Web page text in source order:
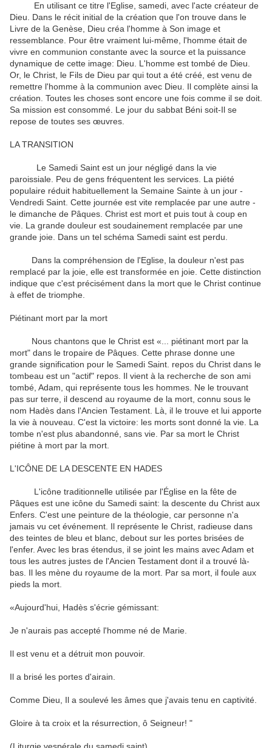
En utilisant ce titre l'Eglise, samedi, avec l'acte créateur de
Dieu. Dans le récit initial de la création que l'on trouve dans le
Livre de la Genèse, Dieu créa l'homme à Son image et
ressemblance. Pour être vraiment lui-même, l'homme était de
vivre en communion constante avec la source et la puissance
dynamique de cette image: Dieu. L'homme est tombé de Dieu.
Or, le Christ, le Fils de Dieu par qui tout a été créé, est venu de
remettre l'homme à la communion avec Dieu. Il complète ainsi la
création. Toutes les choses sont encore une fois comme il se doit.
Sa mission est consommé. Le jour du sabbat Béni soit-Il se
repose de toutes ses œuvres.
LA TRANSITION
Le Samedi Saint est un jour négligé dans la vie
paroissiale. Peu de gens fréquentent les services. La piété
populaire réduit habituellement la Semaine Sainte à un jour -
Vendredi Saint. Cette journée est vite remplacée par une autre -
le dimanche de Pâques. Christ est mort et puis tout à coup en
vie. La grande douleur est soudainement remplacée par une
grande joie. Dans un tel schéma Samedi saint est perdu.
Dans la compréhension de l'Eglise, la douleur n'est pas
remplacé par la joie, elle est transformée en joie. Cette distinction
indique que c'est précisément dans la mort que le Christ continue
à effet de triomphe.
Piétinant mort par la mort
Nous chantons que le Christ est «... piétinant mort par la
mort" dans le tropaire de Pâques. Cette phrase donne une
grande signification pour le Samedi Saint. repos du Christ dans le
tombeau est un "actif" repos. Il vient à la recherche de son ami
tombé, Adam, qui représente tous les hommes. Ne le trouvant
pas sur terre, il descend au royaume de la mort, connu sous le
nom Hadès dans l'Ancien Testament. Là, il le trouve et lui apporte
la vie à nouveau. C'est la victoire: les morts sont donné la vie. La
tombe n'est plus abandonné, sans vie. Par sa mort le Christ
piétine à mort par la mort.
L'ICÔNE DE LA DESCENTE EN HADES
L'icône traditionnelle utilisée par l'Église en la fête de
Pâques est une icône du Samedi saint: la descente du Christ aux
Enfers. C'est une peinture de la théologie, car personne n'a
jamais vu cet événement. Il représente le Christ, radieuse dans
des teintes de bleu et blanc, debout sur les portes brisées de
l'enfer. Avec les bras étendus, il se joint les mains avec Adam et
tous les autres justes de l'Ancien Testament dont il a trouvé là-
bas. Il les mène du royaume de la mort. Par sa mort, il foule aux
pieds la mort.
«Aujourd'hui, Hadès s'écrie gémissant:
Je n'aurais pas accepté l'homme né de Marie.
Il est venu et a détruit mon pouvoir.
Il a brisé les portes d'airain.
Comme Dieu, Il a soulevé les âmes que j'avais tenu en captivité.
Gloire à ta croix et la résurrection, ô Seigneur! "